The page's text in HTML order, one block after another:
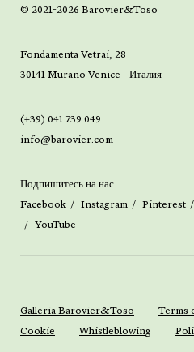
© 2021-2026 Barovier&Toso
Fondamenta Vetrai, 28
30141 Murano Venice - Италия
(+39) 041 739 049
info@barovier.com
Подпишитесь на нас
Facebook
Instagram Pinterest
YouTube
Galleria Barovier&Toso Terms
Cookie
Whistleblowing